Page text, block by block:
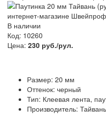
В наличии
Код: 10260
Цена: 230 руб./рул.
Размер: 20 мм
Оттенок: черный
Тип: Клеевая лента,
Производитель: Тайвань